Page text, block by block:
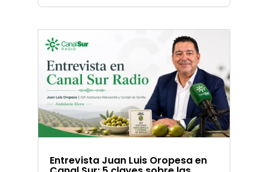
Entrevista Juan Luis Oropesa en